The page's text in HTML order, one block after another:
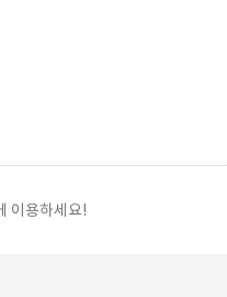
이용하세요!